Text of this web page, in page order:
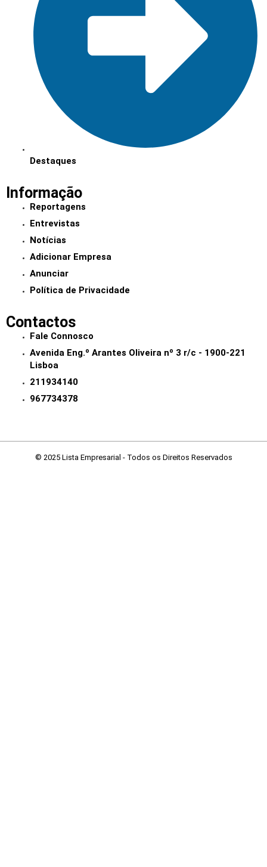
Destaques
Informação
Reportagens
Entrevistas
Notícias
Adicionar Empresa
Anunciar
Política de Privacidade
Contactos
Fale Connosco
Avenida Eng.º Arantes Oliveira nº 3 r/c - 1900-221
Lisboa
211934140
967734378
© 2025 Lista Empresarial - Todos os Direitos Reservados